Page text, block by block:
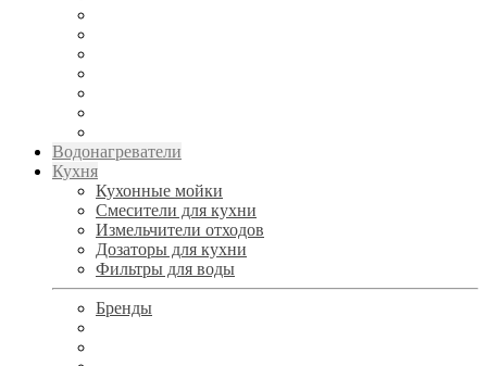
Водонагреватели
Кухня
Кухонные мойки
Смесители для кухни
Измельчители отходов
Дозаторы для кухни
Фильтры для воды
Бренды